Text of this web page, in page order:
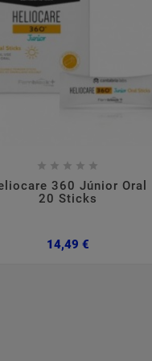
    
360 Júnior Oral
20 Sticks
14,49 €Preço